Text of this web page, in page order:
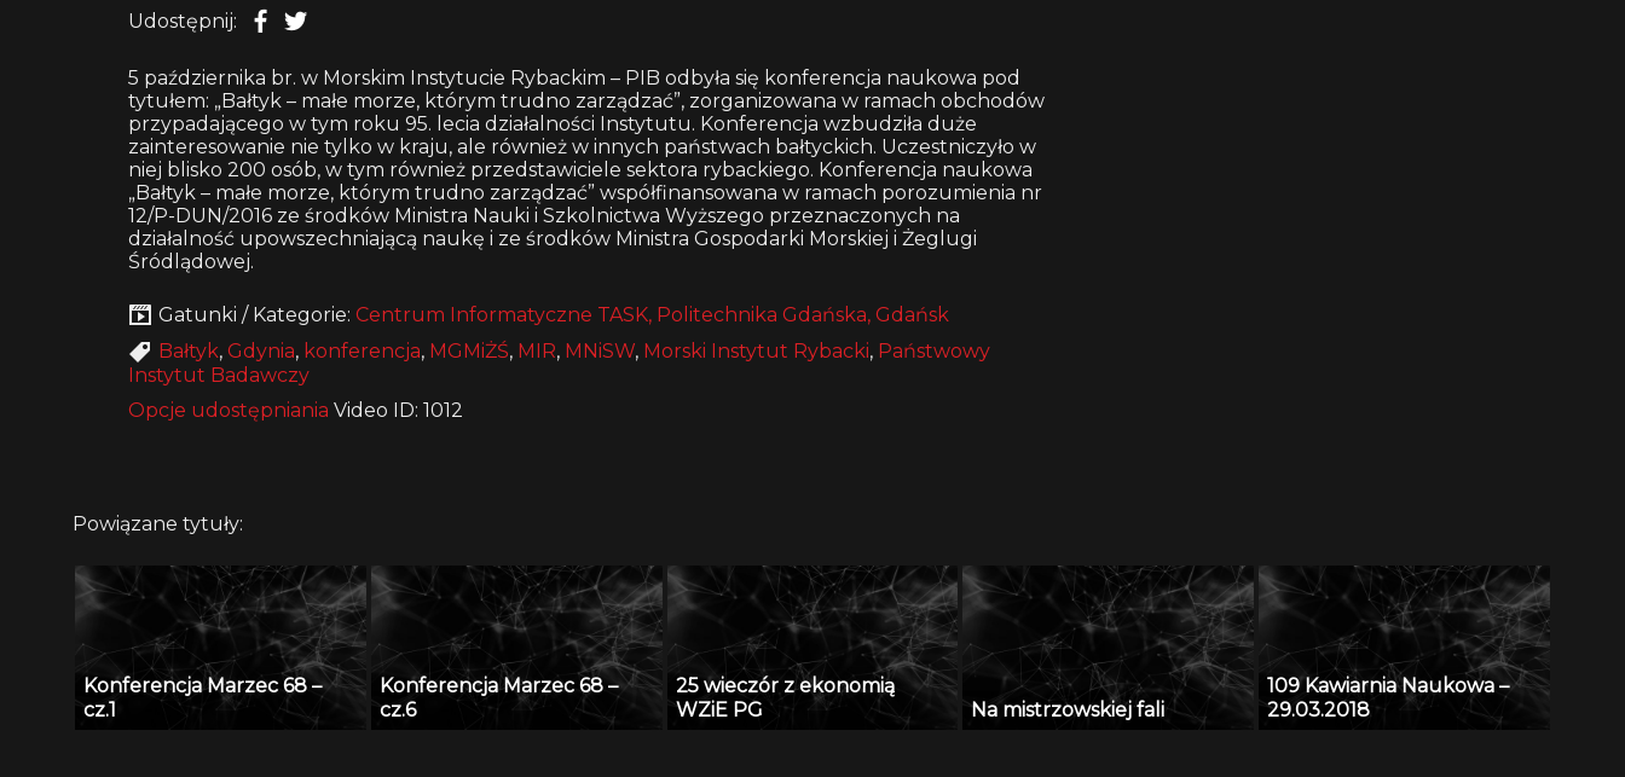
Udostępnij:
5 października br. w Morskim Instytucie Rybackim – PIB odbyła się konferencja naukowa pod
tytułem: „Bałtyk – małe morze, którym trudno zarządzać”, zorganizowana w ramach obchodów
przypadającego w tym roku 95. lecia działalności Instytutu. Konferencja wzbudziła duże
zainteresowanie nie tylko w kraju, ale również w innych państwach bałtyckich. Uczestniczyło w
niej blisko 200 osób, w tym również przedstawiciele sektora rybackiego. Konferencja naukowa
„Bałtyk – małe morze, którym trudno zarządzać” współfinansowana w ramach porozumienia nr
12/P-DUN/2016 ze środków Ministra Nauki i Szkolnictwa Wyższego przeznaczonych na
działalność upowszechniającą naukę i ze środków Ministra Gospodarki Morskiej i Żeglugi
Śródlądowej.
Gatunki / Kategorie: Centrum Informatyczne TASK, Politechnika Gdańska, Gdańsk
Bałtyk, Gdynia, konferencja, MGMiŻŚ, MIR, MNiSW, Morski Instytut Rybacki, Państwowy
Instytut Badawczy
Opcje udostępniania Video ID: 1012
Powiązane tytuły:
Konferencja Marzec 68 –
cz.1
Konferencja Marzec 68 –
cz.6
25 wieczór z ekonomią
WZiE PG
Na mistrzowskiej fali
109 Kawiarnia Naukowa –
29.03.2018